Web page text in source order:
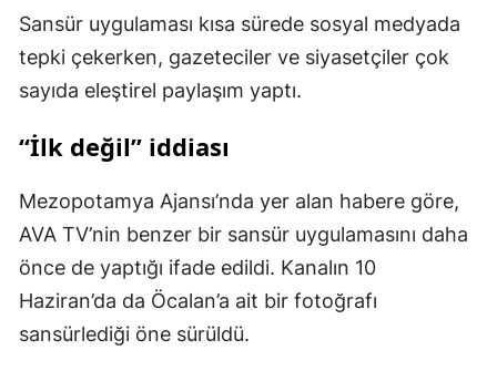
Sansür uygulaması kısa sürede sosyal medyada
tepki çekerken, gazeteciler ve siyasetçiler çok
sayıda eleştirel paylaşım yaptı.
“İlk değil” iddiası
Mezopotamya Ajansı’nda yer alan habere göre,
AVA TV’nin benzer bir sansür uygulamasını daha
önce de yaptığı ifade edildi. Kanalın 10
Haziran’da da Öcalan’a ait bir fotoğrafı
sansürlediği öne sürüldü.